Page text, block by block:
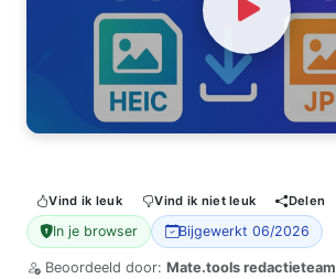
Watch Video
Vind ik leuk Vind ik niet leuk Delen
In je browser Bijgewerkt 06/2026
Beoordeeld door: Mate.tools redactieteam